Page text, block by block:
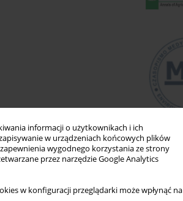
informacji o użytkownikach i ich
w urządzeniach końcowych plików
wygodnego korzystania ze strony
przez narzędzie Google Analytics
w konfiguracji przeglądarki może wpłynąć na
Newsletter